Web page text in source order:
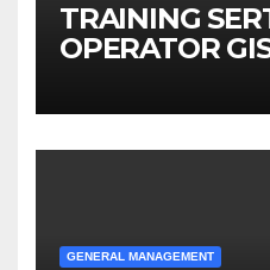
TRAINING
OPERATOR
GENERAL MANAGEMENT